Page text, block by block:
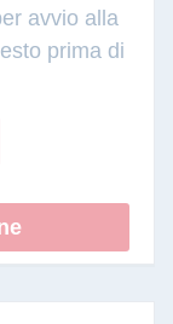
avvio alla
prima di